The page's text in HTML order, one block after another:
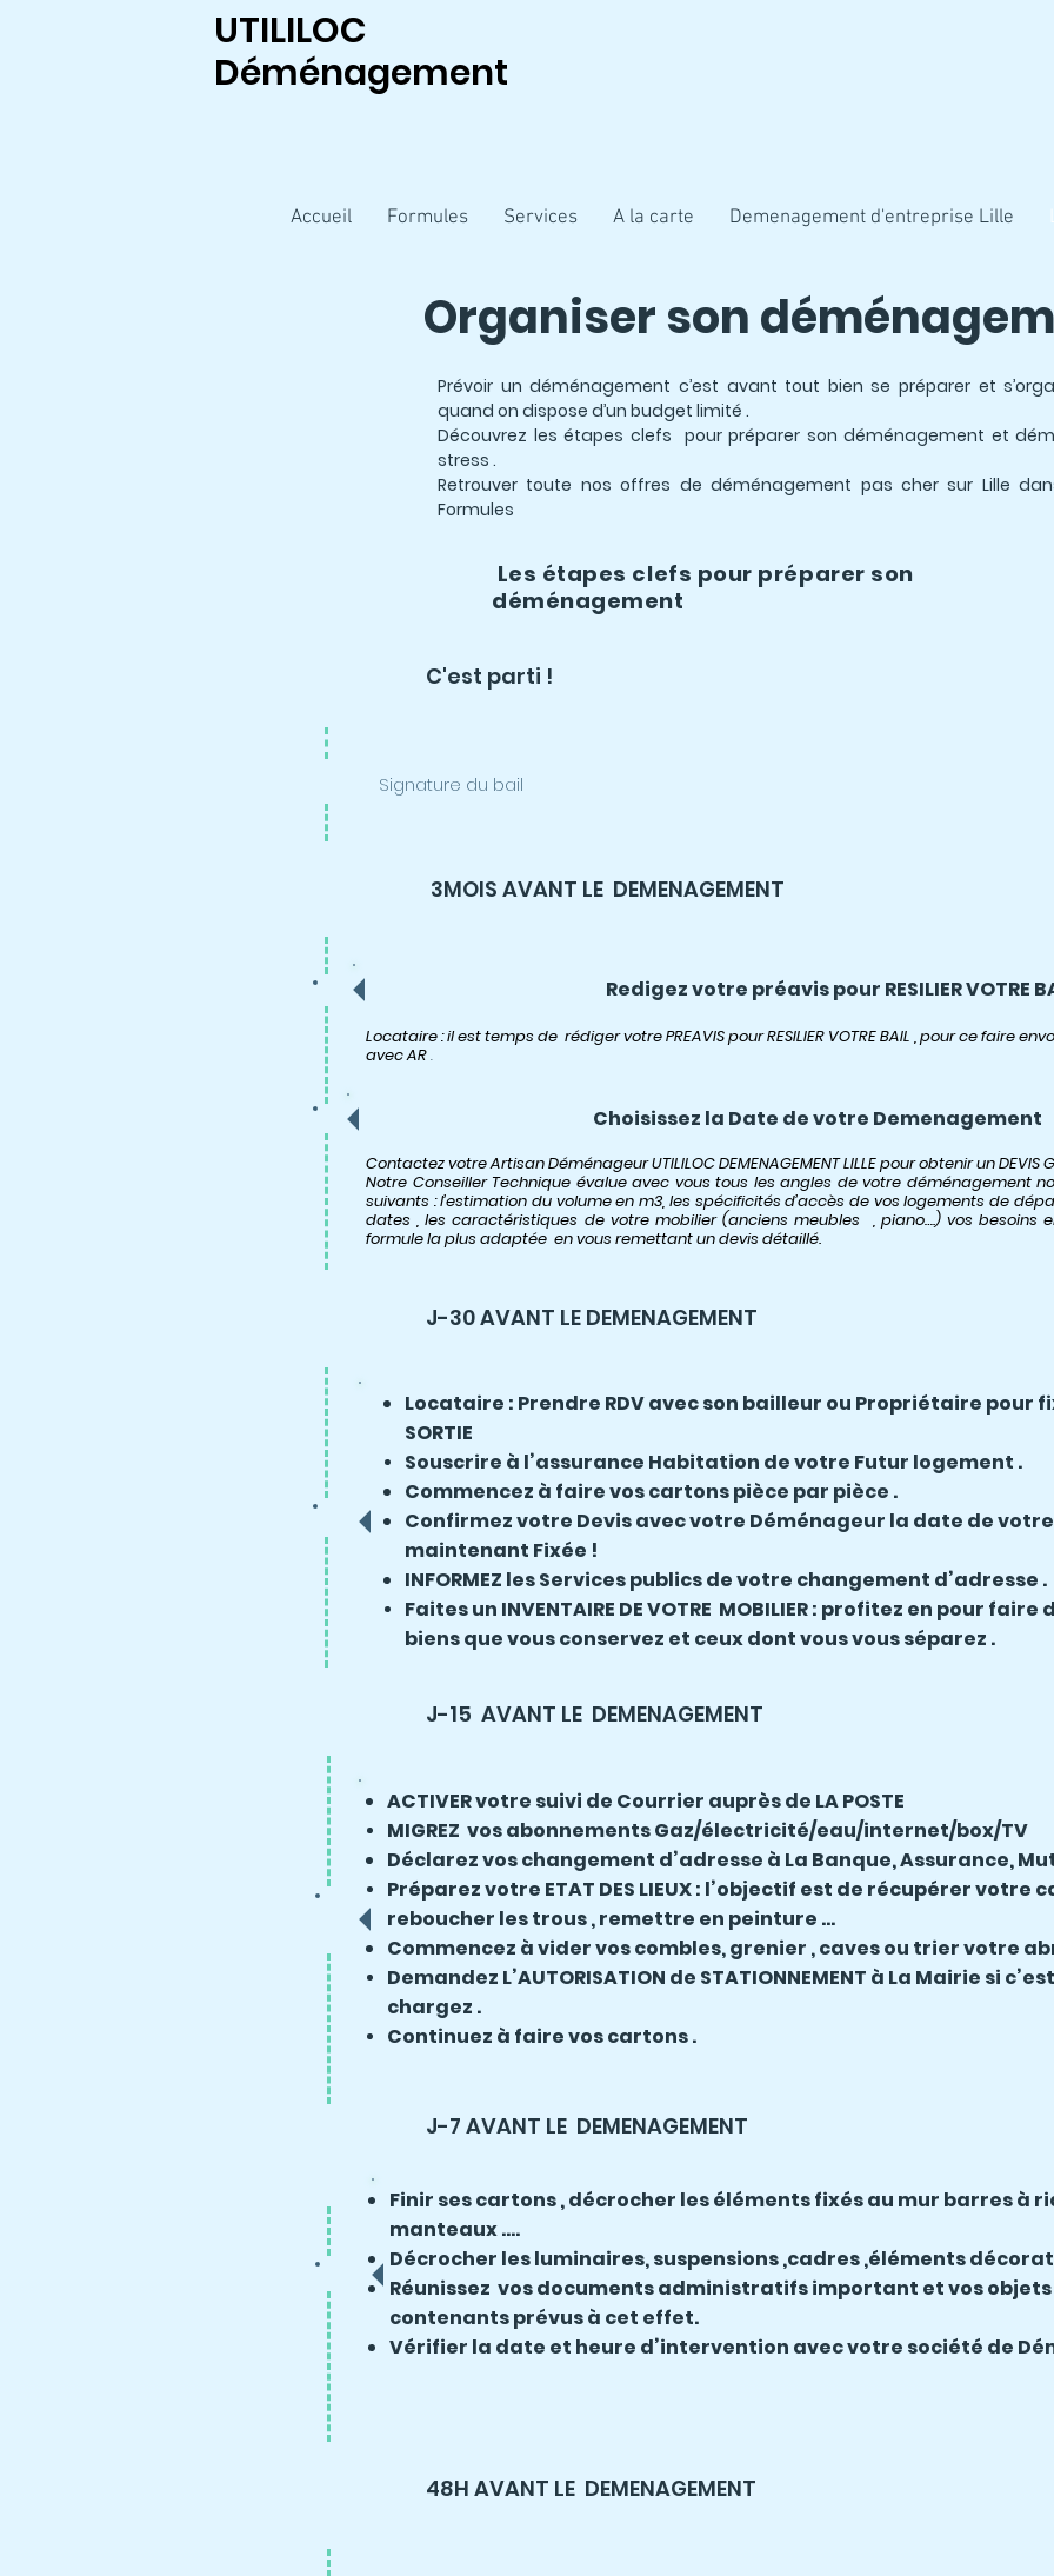
UTILILOC
Déménagement
Accueil Formules Services A la carte Demenagement d'entreprise Lille
Organiser son
Prévoir un déménagement c’est avant tout bien se préparer et
quand on dispose d’un budget limité .
Découvrez les étapes clefs pour préparer son déménagement et
stress .
Retrouver toute nos offres de déménagement pas cher sur Lille
Formules
Les étapes clefs pour préparer son
déménagement
C'est parti !
Signature du bail
3MOIS AVANT LE DEMENAGEMENT
Redigez votre préavis pour RESILIER VOTRE
Locataire : il est temps de rédiger votre PREAVIS pour RESILIER VOTRE BAIL , pour ce faire
avec AR.
Choisissez la Date de votre Demenagement
Contactez votre Artisan Déménageur UTILILOC DEMENAGEMENT LILLE pour obtenir un DEVIS
Notre Conseiller Technique évalue avec vous tous les angles de votre déménagement
suivants : l’estimation du volume en m3, les spécificités d’accès de vos logements de
dates , les caractéristiques de votre mobilier (anciens meubles , piano….) vos besoins
formule la plus adaptée en vous remettant un devis détaillé.
J-30 AVANT LE DEMENAGEMENT
Locataire : Prendre RDV avec son bailleur ou Propriétaire pour fixer
SORTIE
Souscrire à l’assurance Habitation de votre Futur logement .
Commencez à faire vos cartons pièce par pièce .
Confirmez votre Devis avec votre Déménageur la date de
maintenant Fixée !
INFORMEZ les Services publics de votre changement d’adresse .
Faites un INVENTAIRE DE VOTRE MOBILIER : profitez en pour
biens que vous conservez et ceux dont vous vous séparez .
J-15 AVANT LE DEMENAGEMENT
ACTIVER votre suivi de Courrier auprès de LA POSTE
MIGREZ vos abonnements Gaz/électricité/eau/internet/box/TV
Déclarez vos changement d’adresse à La Banque, Assurance,
Préparez votre ETAT DES LIEUX : l’objectif est de récupérer
reboucher les trous , remettre en peinture ...
Commencez à vider vos combles, grenier , caves ou trier votre
Demandez L’AUTORISATION de STATIONNEMENT à La Mairie si
chargez .
Continuez à faire vos cartons .
J-7 AVANT LE DEMENAGEMENT
Finir ses cartons , décrocher les éléments fixés au mur barres à
manteaux ….
Décrocher les luminaires, suspensions ,cadres ,éléments
Réunissez vos documents administratifs important et vos
contenants prévus à cet effet.
Vérifier la date et heure d’intervention avec votre société de
48H AVANT LE DEMENAGEMENT